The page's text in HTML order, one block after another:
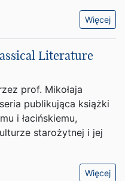
Więcej
Literature
prof. Mikołaja
publikująca książki
i łacińskiemu,
starożytnej i jej
Więcej